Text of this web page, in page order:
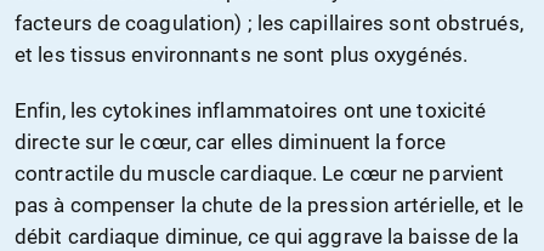
facteurs de coagulation) ; les capillaires sont obstrués,
et les tissus environnants ne sont plus oxygénés.
Enfin, les cytokines inflammatoires ont une toxicité
directe sur le cœur, car elles diminuent la force
contractile du muscle cardiaque. Le cœur ne parvient
pas à compenser la chute de la pression artérielle, et le
débit cardiaque diminue, ce qui aggrave la baisse de la